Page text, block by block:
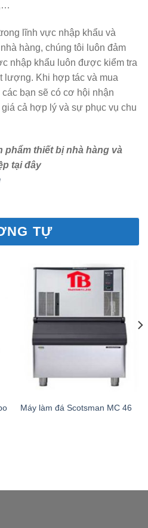
lĩnh vực nhập khẩu và
hàng, chúng tôi luôn đảm
nhập khẩu luôn được kiểm tra
lượng. Khi hợp tác và mua
bạn sẽ có cơ hội nhận
cả hợp lý và sự phục vụ chu
phẩm thiết bị nhà hàng và
tại đây
TỰ
Máy làm đá Scotsman MC 46